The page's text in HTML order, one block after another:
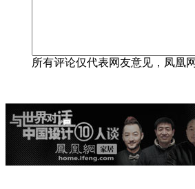
所有评论仅代表网友意见，凤凰